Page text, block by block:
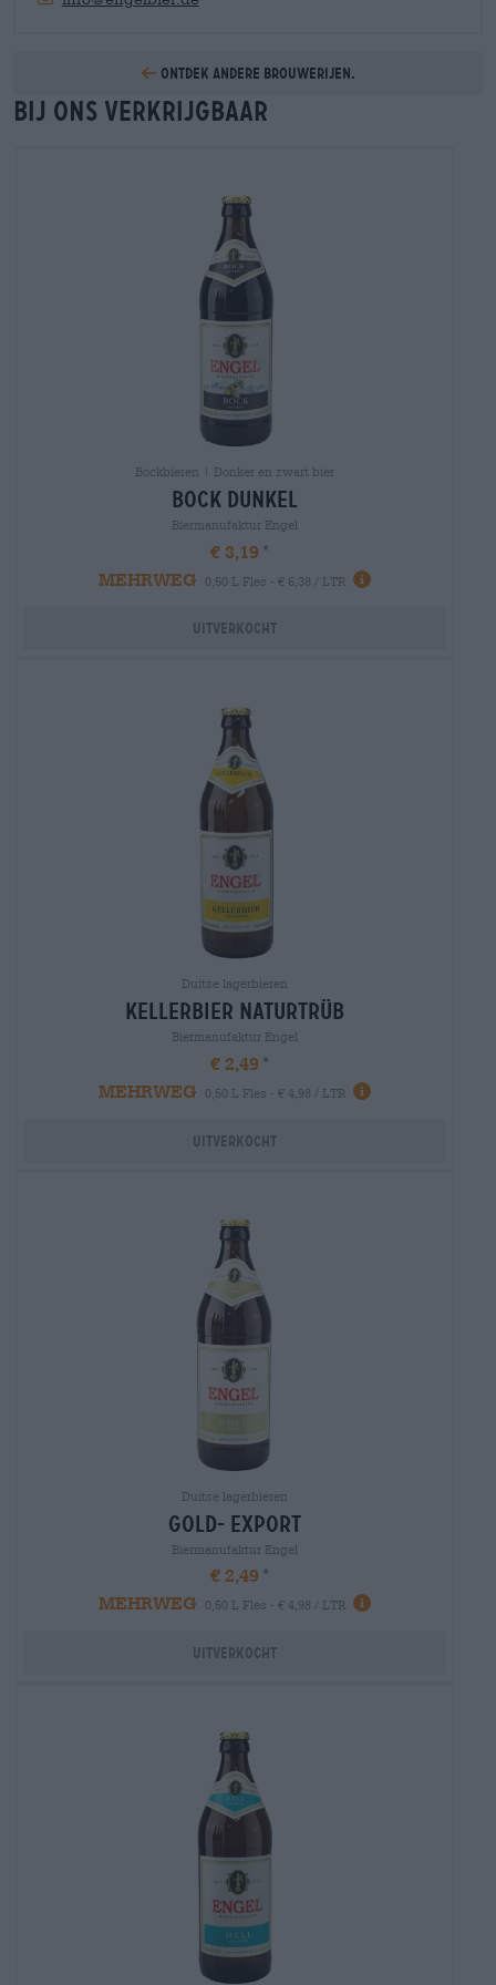
Ontdek andere brouwerijen.
Bij ons verkrijgbaar
Bockbieren | Donker en zwart bier
bock dunkel
Biermanufaktur Engel
€ 3,19
MEHRWEG
0,50 L Fles - € 6,38 / LTR
Uitverkocht
Duitse lagerbieren
kellerbier naturtrüb
Biermanufaktur Engel
€ 2,49
MEHRWEG
0,50 L Fles - € 4,98 / LTR
Uitverkocht
Duitse lagerbieren
gold- export
Biermanufaktur Engel
€ 2,49
MEHRWEG
0,50 L Fles - € 4,98 / LTR
Uitverkocht